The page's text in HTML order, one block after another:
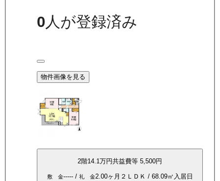
0人が登録済み
物件画像を見る
2階14.1万円共益費等 5,500円
敷 金-----/ 礼 金2.00ヶ月 ２ＬＤＫ / 68.09㎡ 入居日